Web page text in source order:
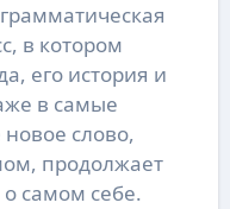
в котором
его история и
в самые
слово,
продолжает
о самом себе.